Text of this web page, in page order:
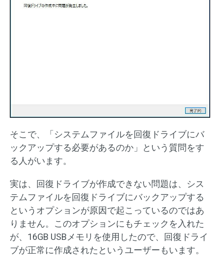
そこで、「システムファイルを回復ドライブにバ
ックアップする必要があるのか」という質問をす
る人がいます。
実は、回復ドライブが作成できない問題は、シス
テムファイルを回復ドライブにバックアップする
というオプションが原因で起こっているのではあ
りません。このオプションにもチェックを入れた
が、16GB USBメモリを使用したので、回復ドライ
ブが正常に作成されたというユーザーもいます。